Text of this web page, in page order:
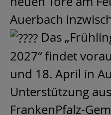
Auerbach
Das
2027“ findet
und 18. April in
Unterstützung
FrankenPfalz-